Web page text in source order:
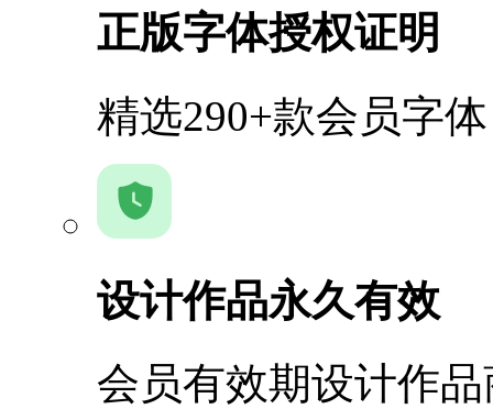
正版字体授权证明
精选290+款会员字
设计作品永久有效
会员有效期设计作